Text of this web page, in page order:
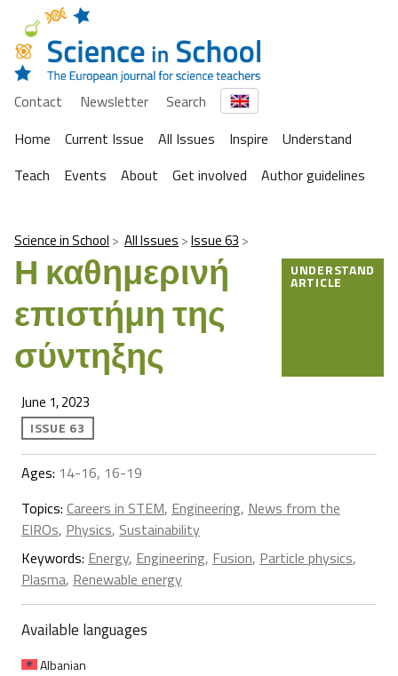
Contact Newsletter
Search
Home
Current Issue All Issues Inspire
Understand
Teach
Events About Get involved Author guidelines
Science in School All Issues Issue 63
Η καθημερινή
επιστήμη της
σύντηξης
UNDERSTAND
ARTICLE
June 1, 2023
ISSUE 63
Ages: 14-16, 16-19
Topics: Careers in STEM, Engineering, News from the
EIROs, Physics, Sustainability
Keywords: Energy, Engineering, Fusion, Particle physics,
Plasma, Renewable energy
Available languages
Albanian